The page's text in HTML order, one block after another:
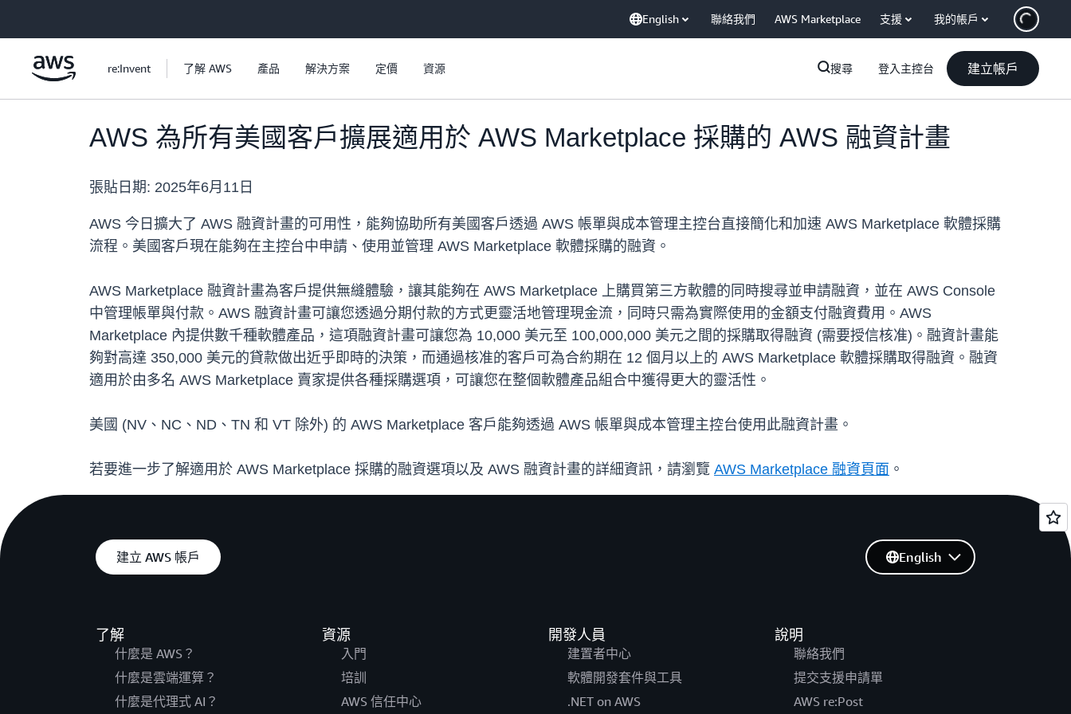
English 聯絡我們 AWS Marketplace 支援 我的帳戶
re:Invent 了解 AWS 產品 解決方案 定價 資源 搜尋 登入主控台 建立帳戶
AWS 為所有美國客戶擴展適用於 AWS Marketplace 採購的 AWS 融資計畫
張貼日期: 2025年6月11日
AWS 今日擴大了 AWS 融資計畫的可用性，能夠協助所有美國客戶透過 AWS 帳單與成本管理主控台直接簡化和加速 AWS Marketplace 軟體採購
流程。美國客戶現在能夠在主控台中申請、使用並管理 AWS Marketplace 軟體採購的融資。
AWS Marketplace 融資計畫為客戶提供無縫體驗，讓其能夠在 AWS Marketplace 上購買第三方軟體的同時搜尋並申請融資，並在 AWS Console
中管理帳單與付款。AWS 融資計畫可讓您透過分期付款的方式更靈活地管理現金流，同時只需為實際使用的金額支付融資費用。AWS
Marketplace 內提供數千種軟體產品，這項融資計畫可讓您為 10,000 美元至 100,000,000 美元之間的採購取得融資 (需要授信核准)。融資計畫能
夠對高達 350,000 美元的貸款做出近乎即時的決策，而通過核准的客戶可為合約期在 12 個月以上的 AWS Marketplace 軟體採購取得融資。融資
適用於由多名 AWS Marketplace 賣家提供各種採購選項，可讓您在整個軟體產品組合中獲得更大的靈活性。
美國 (NV、NC、ND、TN 和 VT 除外) 的 AWS Marketplace 客戶能夠透過 AWS 帳單與成本管理主控台使用此融資計畫。
若要進一步了解適用於 AWS Marketplace 採購的融資選項以及 AWS 融資計畫的詳細資訊，請瀏覽 AWS Marketplace 融資頁面 。
建立 AWS 帳戶
了解
什麼是 AWS？
什麼是雲端運算？
什麼是代理式 AI？
資源
入門
培訓
AWS 信任中心
開發人員
建置者中心
軟體開發套件與工具
.NET on AWS
說明
聯絡我們
提交支援申請單
AWS re:Post
English